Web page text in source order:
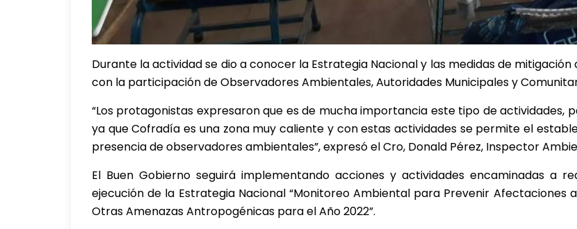
Durante la actividad se dio a conocer la Estrategia Nacional y las medidas de
con la participación de Observadores Ambientales, Autoridades Municipales y
“Los protagonistas expresaron que es de mucha importancia este tipo de actividades,
ya que Cofradía es una zona muy caliente y con estas actividades se permite el
presencia de observadores ambientales”, expresó el Cro, Donald Pérez, Inspector
El Buen Gobierno seguirá implementando acciones y actividades encaminadas a
ejecución de la Estrategia Nacional “Monitoreo Ambiental para Prevenir Afectaciones
Otras Amenazas Antropogénicas para el Año 2022”.